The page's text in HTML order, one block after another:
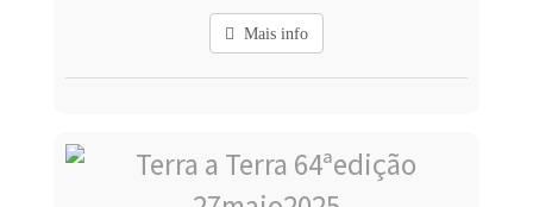
Mais info